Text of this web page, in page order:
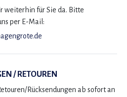
weiterhin für Sie da. Bitte
per E-Mail:
/ RETOUREN
Rücksendungen ab sofort an